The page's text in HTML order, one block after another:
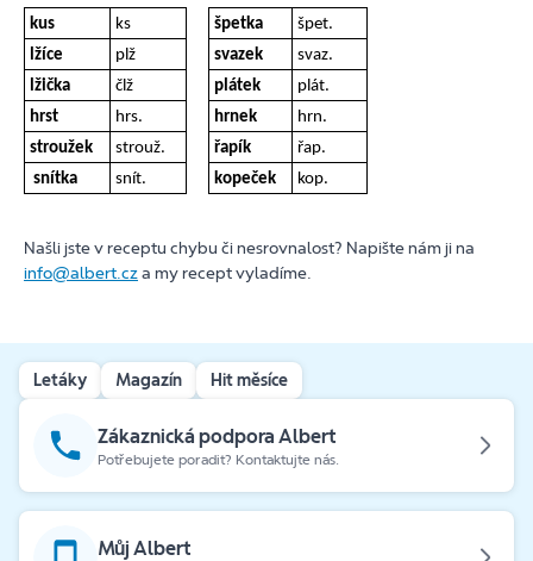
kus ks špetka
špet.
lžíce
plž svazek
svaz.
lžička
člž plátek
plát.
hrst
hrs. hrnek
hrn.
stroužek
strouž. řapík
řap.
snítka
snít. kopeček kop.
Našli jste v receptu chybu či nesrovnalost? Napište nám ji na
info@albert.cza my recept vyladíme.
Letáky Magazín Hit měsíce
Zákaznická podpora Albert
Potřebujete poradit? Kontaktujte nás.
Můj Albert